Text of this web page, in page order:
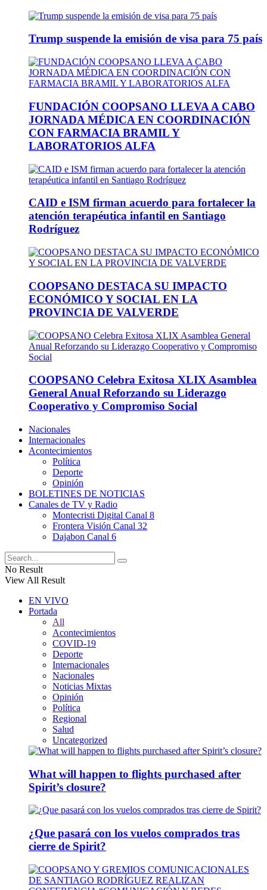
Trump suspende la emisión de visa para 75 país
FUNDACIÓN COOPSANO LLEVA A CABO
JORNADA MÉDICA EN COORDINACIÓN
CON FARMACIA BRAMIL Y
LABORATORIOS ALFA
CAID e ISM firman acuerdo para fortalecer la
atención terapéutica infantil en Santiago
Rodríguez
COOPSANO DESTACA SU IMPACTO
ECONÓMICO Y SOCIAL EN LA
PROVINCIA DE VALVERDE
COOPSANO Celebra Exitosa XLIX Asamblea
General Anual Reforzando su Liderazgo
Cooperativo y Compromiso Social
Nacionales
Internacionales
Acontecimientos
Política
Deporte
Opinión
BOLETINES DE NOTICIAS
Canales de TV y Radio
Montecristi Digital Canal 8
Frontera Visión Canal 32
Dajabon Canal 6
No Result
View All Result
EN VIVO
Portada
All
Acontecimientos
COVID-19
Deporte
Internacionales
Nacionales
Noticias Mixtas
Opinión
Política
Regional
Salud
Uncategorized
What will happen to flights purchased after
Spirit’s closure?
¿Que pasará con los vuelos comprados tras
cierre de Spirit?